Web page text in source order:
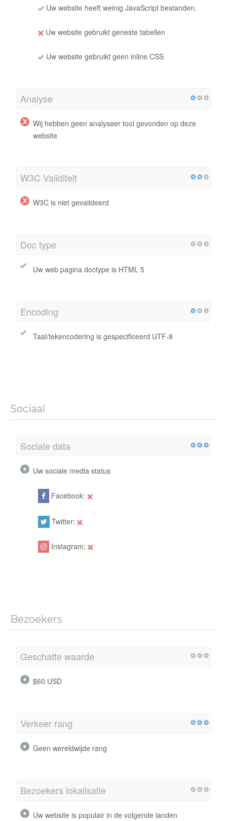
Uw website heeft weinig JavaScript bestanden.
Uw website gebruikt geneste tabellen
Uw website gebruikt geen inline CSS
Analyse
Wij hebben geen analyseer tool gevonden op deze
website
W3C Validiteit
W3C is niet gevalideerd
Doc type
Uw web pagina doctype is HTML 5
Encoding
Taal/tekencodering is gespecificeerd UTF-8
Sociaal
Sociale data
Uw sociale media status
Facebook:
Twitter:
Instagram:
Bezoekers
Geschatte waarde
$60 USD
Verkeer rang
Geen wereldwijde rang
Bezoekers lokalisatie
Uw website is populair in de volgende landen